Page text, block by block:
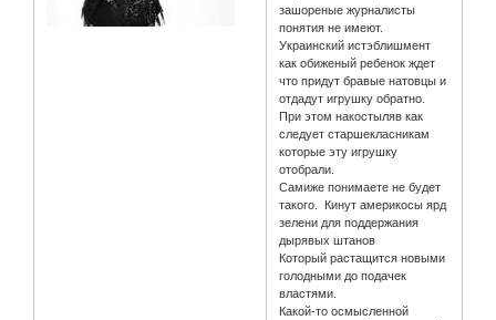
зашореные журналисты
понятия не имеют.
Украинский истэблишмент
как обиженый ребенок ждет
что придут бравые натовцы и
отдадут игрушку обратно.
При этом накостыляв как
следует старшекласникам
которые эту игрушку
отобрали.
Самиже понимаете не будет
такого. Кинут америкосы ярд
зелени для поддержания
дырявых штанов
Который растащится новыми
голодными до подачек
властями.
Какой-то осмысленной